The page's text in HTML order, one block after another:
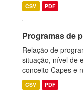
CSV PDF
Programas de
Relação de
situação, nível de
conceito Capes e
CSV PDF